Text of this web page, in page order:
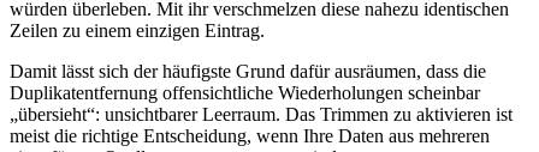
würden überleben. Mit ihr verschmelzen diese nahezu identischen
Zeilen zu einem einzigen Eintrag.
Damit lässt sich der häufigste Grund dafür ausräumen, dass die
Duplikatentfernung offensichtliche Wiederholungen scheinbar
„übersieht“: unsichtbarer Leerraum. Das Trimmen zu aktivieren ist
meist die richtige Entscheidung, wenn Ihre Daten aus mehreren